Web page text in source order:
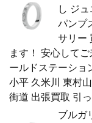
し ジ
パンプ
サリー
ます！ 安心して
ールドステーショ
小平 久米川 東村
街道 出張買取 引
ブルガ